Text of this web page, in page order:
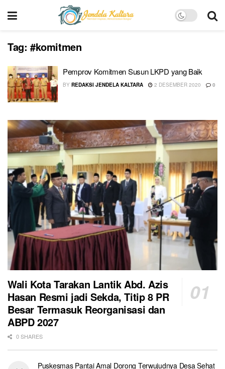
Tag: #komitmen
Pemprov Komitmen Susun LKPD yang Baik
BY REDAKSI JENDELA KALTARA 2 DESEMBER 2020 0
Wali Kota Tarakan Lantik Abd. Azis
Hasan Resmi jadi Sekda, Titip 8 PR
Besar Termasuk Reorganisasi dan
ABPD 2027
0 SHARES
Puskesmas Pantai Amal Dorong Terwujudnya Desa Sehat